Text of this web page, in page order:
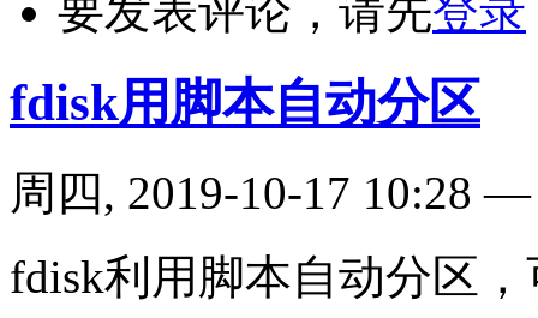
要发表评论，请先登录
fdisk用脚本自动分区
周四, 2019-10-17 10:28
fdisk利用脚本自动分区